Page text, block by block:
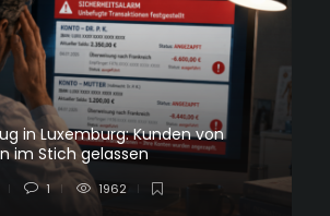
in Luxemburg: Kunden von
im Stich gelassen
1 1962